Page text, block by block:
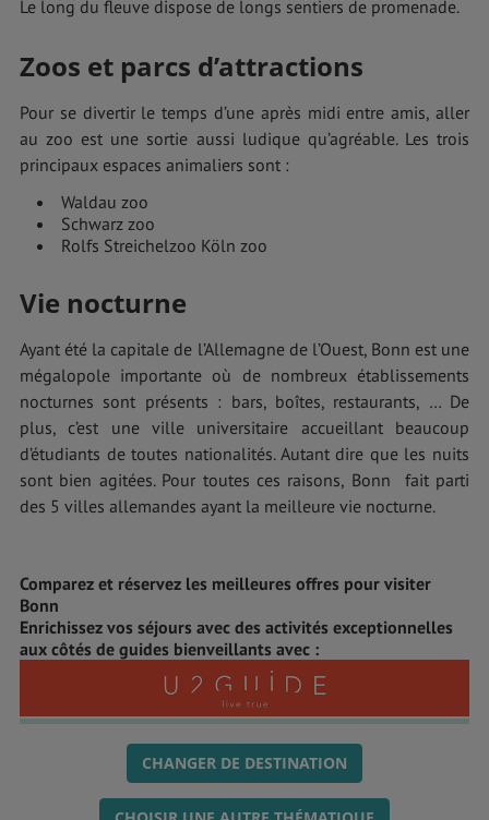
Le long du fleuve dispose de longs sentiers de promenade.
Zoos et parcs d’attractions
Pour se divertir le temps d’une après midi entre amis, aller
au zoo est une sortie aussi ludique qu’agréable. Les trois
principaux espaces animaliers sont :
Waldau zoo
Schwarz zoo
Rolfs Streichelzoo Köln zoo
Vie nocturne
Ayant été la capitale de l’Allemagne de l’Ouest, Bonn est une
mégalopole importante où de nombreux établissements
nocturnes sont présents : bars, boîtes, restaurants, … De
plus, c’est une ville universitaire accueillant beaucoup
d’étudiants de toutes nationalités. Autant dire que les nuits
sont bien agitées. Pour toutes ces raisons, Bonn fait parti
des 5 villes allemandes ayant la meilleure vie nocturne.
Comparez et réservez les meilleures offres pour visiter
Bonn
Enrichissez vos séjours avec des activités exceptionnelles
aux côtés de guides bienveillants avec :
CHANGER DE DESTINATION